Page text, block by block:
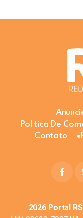
Política De
Contato
2026Portal